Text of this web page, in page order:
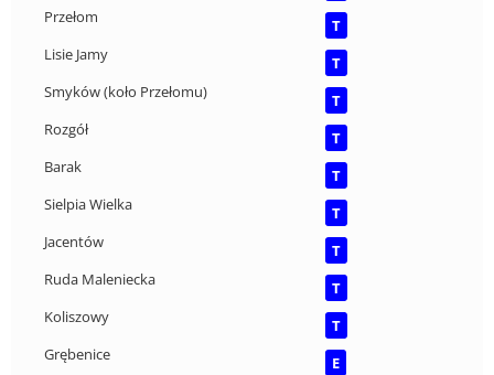
Przełom
T
Lisie Jamy
T
Smyków (koło Przełomu)
T
Rozgół
T
Barak
T
Sielpia Wielka
T
Jacentów
T
Ruda Maleniecka
T
Koliszowy
T
Grębenice
E